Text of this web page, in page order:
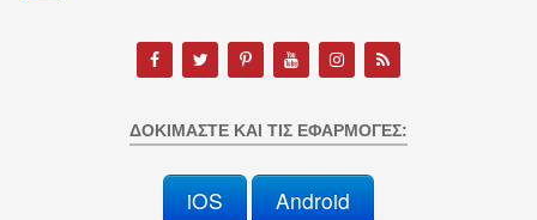
ΔΟΚΙΜΆΣΤΕ ΚΑΙ ΤΙΣ ΕΦΑΡΜΟΓΈΣ:
iOS Android